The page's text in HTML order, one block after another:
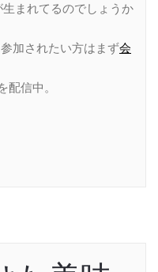
まれてるのでしょうか
加されたい方はまず会
信中。